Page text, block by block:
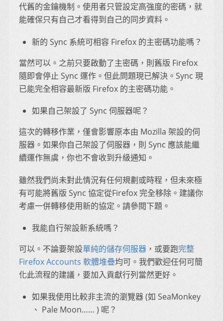
代舊的金鑰機制。使用者只管設定高強度的密碼，就
能確保只有自己才看得到自己的同步資料。
新的 Sync 系統可相容 Firefox 的主密碼功能嗎？
當然可以。之前只要啟動了主密碼，則舊版 Firefox
隨即會停止 Sync 運作。但此問題現已解決。Sync 現
已能完全相容最新版 Firefox 的主密碼功能。
如果自己架設了 Sync 伺服器呢？
這次的轉移作業，僅會影響原本由 Mozilla 架設的伺
服器。如果你自己架設了伺服器，則 Sync 應該能繼
續運作無虞，你也不會收到升級通知。
雖然我們尚未對此情況有任何規劃或時程，但未來極
有可能將舊版 Sync 協定從Firefox 完全移除。建議你
考慮一併轉移使用新的協定。請參閱下題。
我能自行架設新系統嗎？
可以。不論要架設單純的儲存伺服器 ，或要跑完整
Firefox Accounts 軟體堆疊均可。我們歡迎任何可簡
化此流程的建議，要加入貢獻行列當然更好。
如果我使用比較非主流的瀏覽器 (如 SeaMonkey
、 Pale Moon…… ) 呢？